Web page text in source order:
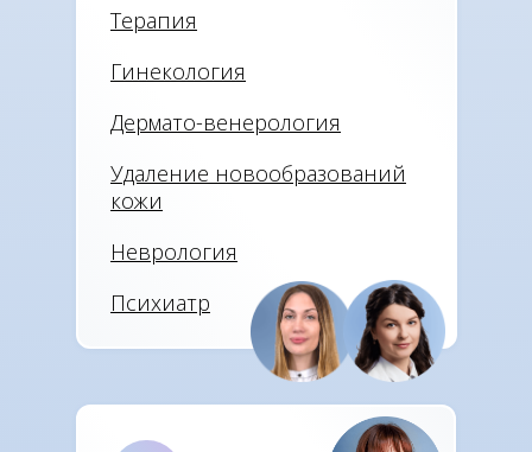
Удаление новообразований
кожи
Психиатр
Неврология
Терапия
Гинекология
Дермато-венерология